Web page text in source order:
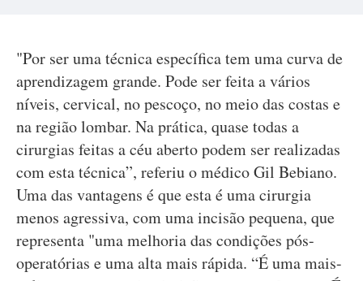
"Por ser uma técnica específica tem uma curva de
aprendizagem grande. Pode ser feita a vários
níveis, cervical, no pescoço, no meio das costas e
na região lombar. Na prática, quase todas a
cirurgias feitas a céu aberto podem ser realizadas
com esta técnica”, referiu o médico Gil Bebiano.
Uma das vantagens é que esta é uma cirurgia
menos agressiva, com uma incisão pequena, que
representa "uma melhoria das condições pós-
operatórias e uma alta mais rápida. “É uma mais-